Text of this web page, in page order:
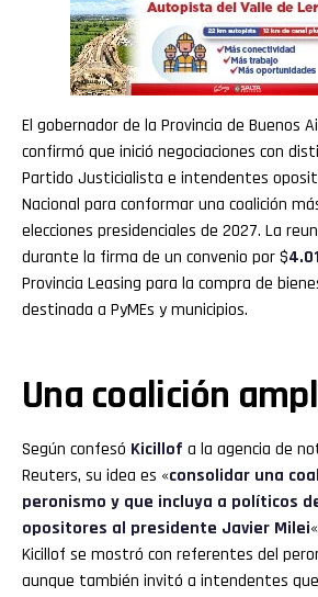
El gobernador de la Provincia de Buenos
confirmó que inició negociaciones con
Partido Justicialista e intendentes
Nacional para conformar una coalición
elecciones presidenciales de 2027. La
durante la firma de un convenio por $
Provincia Leasing para la compra de
destinada a PyMEs y municipios.
Una coalición
Según confesó Kicillof a la agencia de
Reuters, su idea es «consolidar una
peronismo y que incluya a políticos
opositores al presidente Javier Milei
Kicillof se mostró con referentes del
aunque también invitó a intendentes